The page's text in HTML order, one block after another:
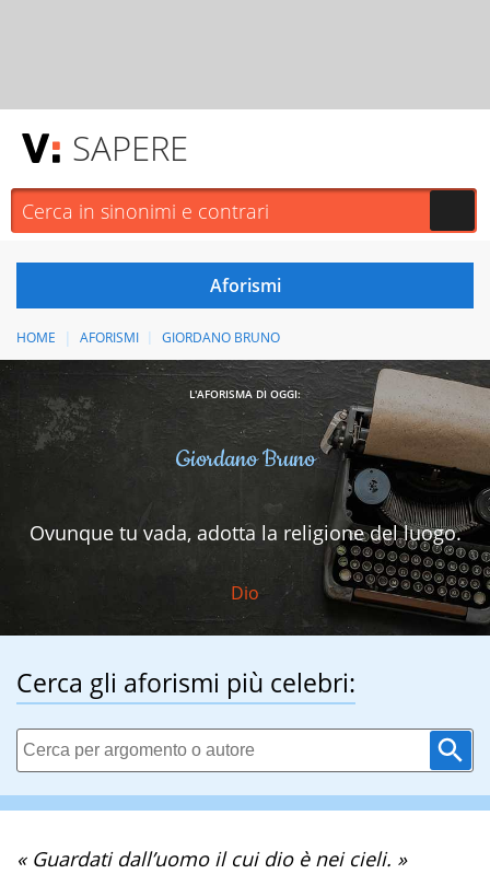
SAPERE
HOME AFORISMI GIORDANO BRUNO
L'AFORISMA DI OGGI:
Giordano Bruno
Ovunque tu vada, adotta la religione del luogo.
Dio
Cerca gli aforismi più celebri:
« Guardati dall’uomo il cui dio è nei cieli. »